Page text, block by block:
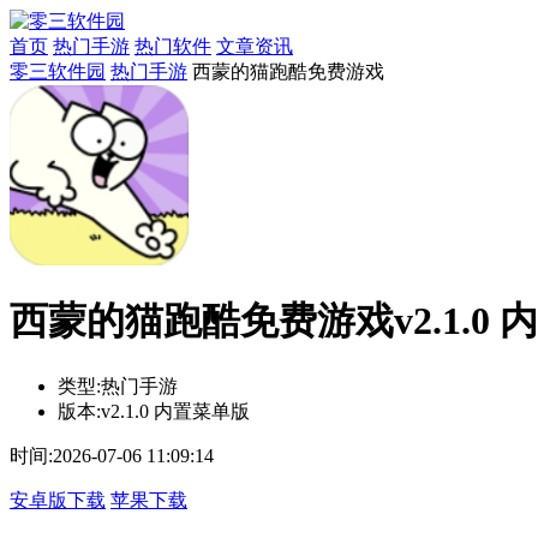
首页 热门手游 热门软件 文章资讯
零三软件园 热门手游 西蒙的猫跑酷免费游戏
西蒙的猫跑酷免费游戏v2.1.0
类型:热门手游
版本:v2.1.0 内置菜单版
时间:2026-07-06 11:09:14
安卓版下载 苹果下载